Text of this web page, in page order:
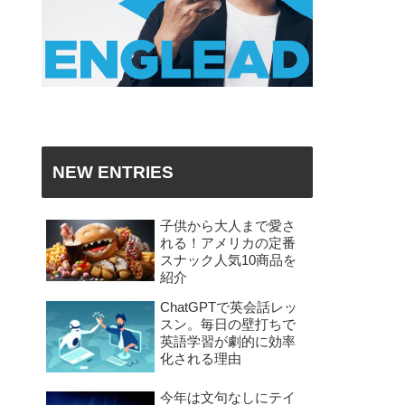
NEW ENTRIES
子供から大人まで愛さ
れる！アメリカの定番
スナック人気10商品を
紹介
ChatGPTで英会話レッ
スン。毎日の壁打ちで
英語学習が劇的に効率
化される理由
今年は文句なしにテイ